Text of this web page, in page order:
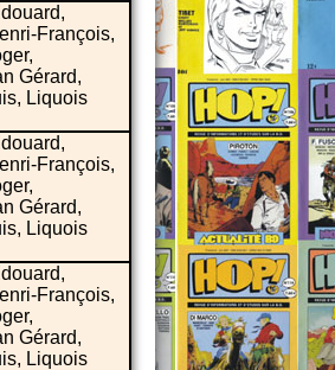
François,
Gérard,
Liquois
François,
Gérard,
Liquois
François,
Gérard,
Liquois